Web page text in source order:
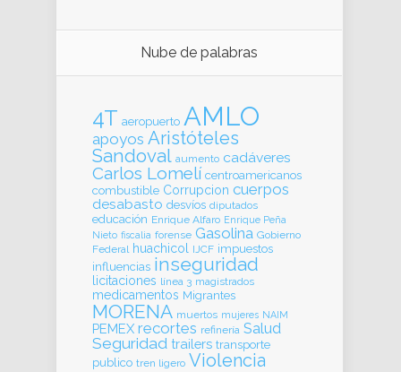
Nube de palabras
4T aeropuerto AMLO
apoyos Aristóteles
Sandoval aumento cadáveres
Carlos Lomelí centroamericanos
combustible Corrupcion cuerpos
desabasto desvíos diputados
educación Enrique Alfaro Enrique Peña
Nieto fiscalia forense Gasolina Gobierno
Federal huachicol IJCF impuestos
influencias inseguridad
licitaciones línea 3 magistrados
medicamentos Migrantes
MORENA muertos mujeres NAIM
PEMEX recortes refinería Salud
Seguridad trailers transporte
publico tren ligero Violencia